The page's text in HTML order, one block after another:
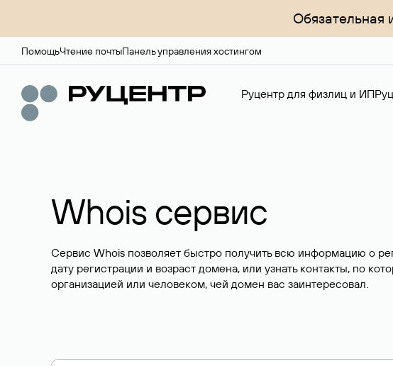
Обязательная
ПомощьЧтение почтыПанель управления хостингом
Руцентр для физлиц и ИП
Whois сервис
Сервис Whois позволяет быстро получить всю информацию о
дату регистрации и возраст домена, или узнать контакты, по
организацией или человеком, чей домен вас заинтересовал.